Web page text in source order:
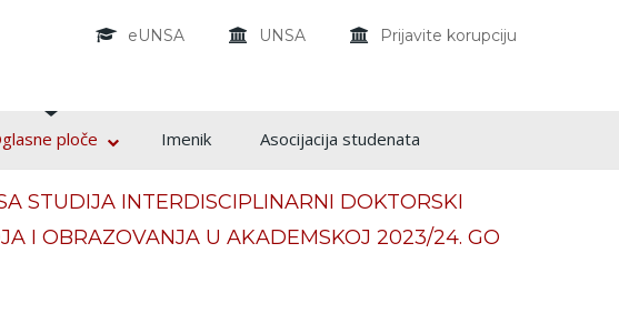
eUNSA UNSA Prijavite korupciju
ploče Imenik Asocijacija studenata
STUDIJA INTERDISCIPLINARNI DOKTORSKI
I OBRAZOVANJA U AKADEMSKOJ 2023/24. GO